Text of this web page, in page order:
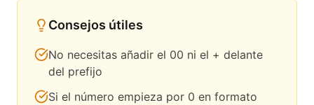
Consejos útiles
No necesitas añadir el 00 ni el + delante
del prefijo
Si el número empieza por 0 en formato